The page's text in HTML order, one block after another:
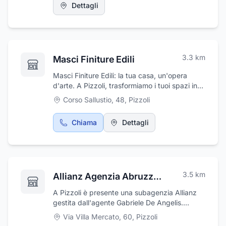
Dettagli
Masci Finiture Edili 3.3 km
Masci Finiture Edili: la tua casa, un'opera
d'arte. A Pizzoli, trasformiamo i tuoi spazi in
ambienti unici. Con maestria e passione,
realizziamo finiture personalizzate per ogni
esigenza. Dalla tinteggiatura alla
ristrutturazione completa, la tua casa sarà
scegli Masci Finiture Edili.
Corso Sallustio, 48, Pizzoli
Chiama Dettagli
Allianz Agenzia Abruzzo 1 - De Angelis Gabriele - Subagenzia di Pizzoli 3.5 km
A Pizzoli è presente una subagenzia Allianz
gestita dall'agente Gabriele De Angelis.
L'agenzia Allianz Abruzzo 1 vanta una storia
fatta di determinazione e capacità
Via Villa Mercato, 60, Pizzoli